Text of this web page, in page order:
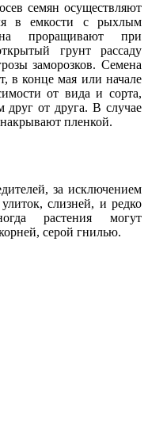
семян осуществляют
в емкости с рыхлым
проращивают при
грунт рассаду
заморозков. Семена
в конце мая или начале
от вида и сорта,
друг от друга. В случае
накрывают пленкой.
за исключением
слизней, и редко
растения могут
серой гнилью.